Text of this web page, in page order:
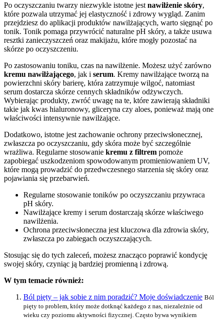
Po oczyszczaniu twarzy niezwykle istotne jest nawilżenie skóry,
które pozwala utrzymać jej elastyczność i zdrowy wygląd. Zanim
przejdziesz do aplikacji produktów nawilżających, warto sięgnąć po
tonik. Tonik pomaga przywrócić naturalne pH skóry, a także usuwa
resztki zanieczyszczeń oraz makijażu, które mogły pozostać na
skórze po oczyszczeniu.
Po zastosowaniu toniku, czas na nawilżenie. Możesz użyć zarówno
kremu nawilżającego, jak i serum. Kremy nawilżające tworzą na
powierzchni skóry barierę, która zatrzymuje wilgoć, natomiast
serum dostarcza skórze cennych składników odżywczych.
Wybierając produkty, zwróć uwagę na te, które zawierają składniki
takie jak kwas hialuronowy, gliceryna czy aloes, ponieważ mają one
właściwości intensywnie nawilżające.
Dodatkowo, istotne jest zachowanie ochrony przeciwsłonecznej,
zwłaszcza po oczyszczaniu, gdy skóra może być szczególnie
wrażliwa. Regularne stosowanie kremu z filtrem pomoże
zapobiegać uszkodzeniom spowodowanym promieniowaniem UV,
które mogą prowadzić do przedwczesnego starzenia się skóry oraz
pojawiania się przebarwień.
Regularne stosowanie toników po oczyszczaniu przywraca
pH skóry.
Nawilżające kremy i serum dostarczają skórze właściwego
nawilżenia.
Ochrona przeciwsłoneczna jest kluczowa dla zdrowia skóry,
zwłaszcza po zabiegach oczyszczających.
Stosując się do tych zaleceń, możesz znacząco poprawić kondycję
swojej skóry, czyniąc ją bardziej promienną i zdrową.
W tym temacie również:
Ból pięty – jak sobie z nim poradzić? Moje doświadczenie Ból
pięty to problem, który może dotknąć każdego z nas, niezależnie od
wieku czy poziomu aktywności fizycznej. Często bywa wynikiem